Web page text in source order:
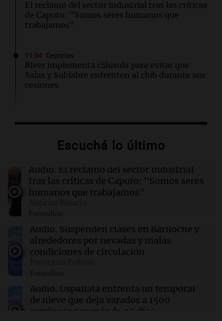
El reclamo del sector industrial tras las críticas
de Caputo: "Somos seres humanos que
trabajamos"
11:04 Deportes
River implementa cláusula para evitar que
Salas y Subiabre enfrenten al club durante sus
cesiones
La misteriosa historia de la señora de uñas
10:53 Plataformas
Moria Casán llega a Netflix con una serie que
recorre cinco décadas
10:51 Desayuno de Juntos
Se divorciaron y la Justicia ordenó que ella le
pague una renta por vivir en la casa familiar
10:50 Sociedad
Quién era la bombera que murió en el trágico
choque de la ruta 19
Escuchá lo último
Audio. El reclamo del sector industrial
tras las críticas de Caputo: "Somos seres
humanos que trabajamos"
Episodios
Audio. Suspenden clases en Bariloche y
alrededores por nevadas y malas
condiciones de circulación
Episodios
Audio. Uspallata enfrenta un temporal
de nieve que deja varados a 1500
camiones por más de 24 días